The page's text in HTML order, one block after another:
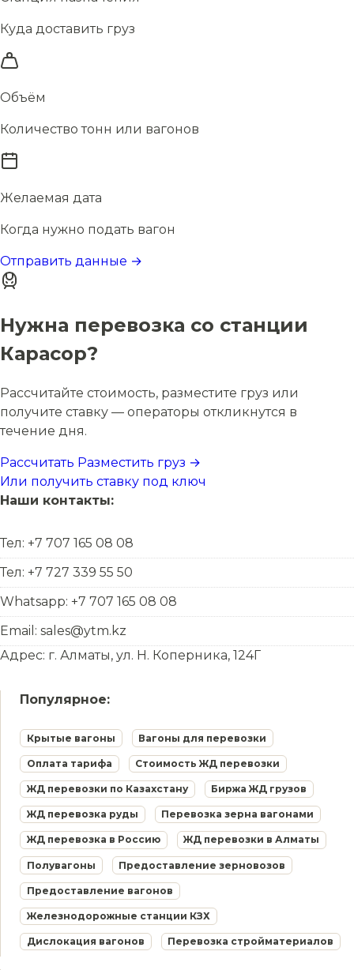
Куда доставить груз
Объём
Количество тонн или вагонов
Желаемая дата
Когда нужно подать вагон
Отправить данные →
Нужна перевозка со станции
Карасор?
Рассчитайте стоимость, разместите груз или
получите ставку — операторы откликнутся в
течение дня.
Рассчитать Разместить груз →
Или получить ставку под ключ
Наши контакты:
Тел: +7 707 165 08 08
Тел: +7 727 339 55 50
Whatsapp: +7 707 165 08 08
Email: sales@ytm.kz
Адрес: г. Алматы, ул. Н. Коперника, 124Г
Популярное:
Крытые вагоны Вагоны для перевозки
Оплата тарифа Стоимость ЖД перевозки
ЖД перевозки по Казахстану Биржа ЖД грузов
ЖД перевозка руды Перевозка зерна вагонами
ЖД перевозка в Россию ЖД перевозки в Алматы
Полувагоны Предоставление зерновозов
Предоставление вагонов
Железнодорожные станции КЗХ
Дислокация вагонов Перевозка стройматериалов